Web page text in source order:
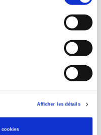
Afficher les détails
cookies
a threefold role: to publish
for student use, and to